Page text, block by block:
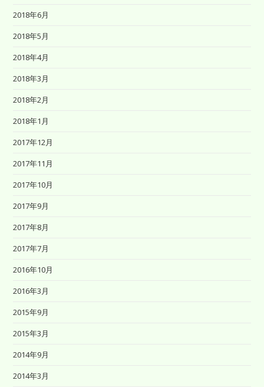
2018年6月
2018年5月
2018年4月
2018年3月
2018年2月
2018年1月
2017年12月
2017年11月
2017年10月
2017年9月
2017年8月
2017年7月
2016年10月
2016年3月
2015年9月
2015年3月
2014年9月
2014年3月